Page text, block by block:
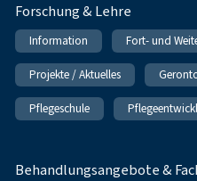
Forschung & Lehre
Information Fort- und
Projekte / Aktuelles
Pflegeschule
Behandlungsangebote &